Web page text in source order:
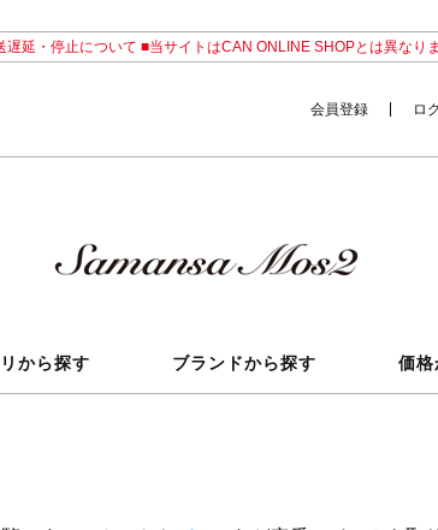
延・停止について ■当サイトはCAN ONLINE SHOPとは異なり
会員登録 ロ
から探す ブランドから探す 価